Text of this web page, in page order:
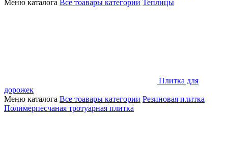
Меню каталога Все тоавары категории Теплицы
Плитка для
дорожек
Меню каталога Все тоавары категории Резиновая плитка
Полимерпесчаная тротуарная плитка